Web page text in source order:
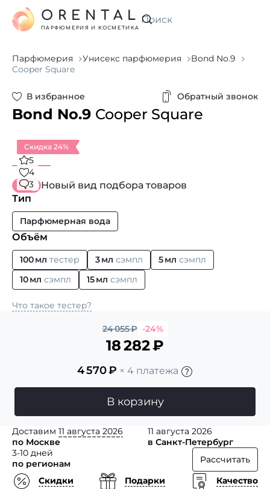
Искать
ORENTAL
ПАРФЮМЕРИЯ И КОСМЕТИКА
Парфюмерия Унисекс парфюмерия
Bond No.9
Cooper Square
В избранное Обратный звонок
Bond No.9 Cooper Square
Скидка 24%
5
4
3
Новый вид подбора товаров
Тип
Парфюмерная вода
Объём
100 мл тестер 3 мл сэмпл 5 мл сэмпл
10 мл сэмпл 15 мл сэмпл
Что такое тестер?
24 055₽ -24%
18 282₽
4 570₽ × 4 платежа
В корзину
Доставим 11 августа 2026
по Москве
11 августа 2026
в Санкт-Петербург
3-10 дней
по регионам
Рассчитать
Скидки
Подарки
Качество